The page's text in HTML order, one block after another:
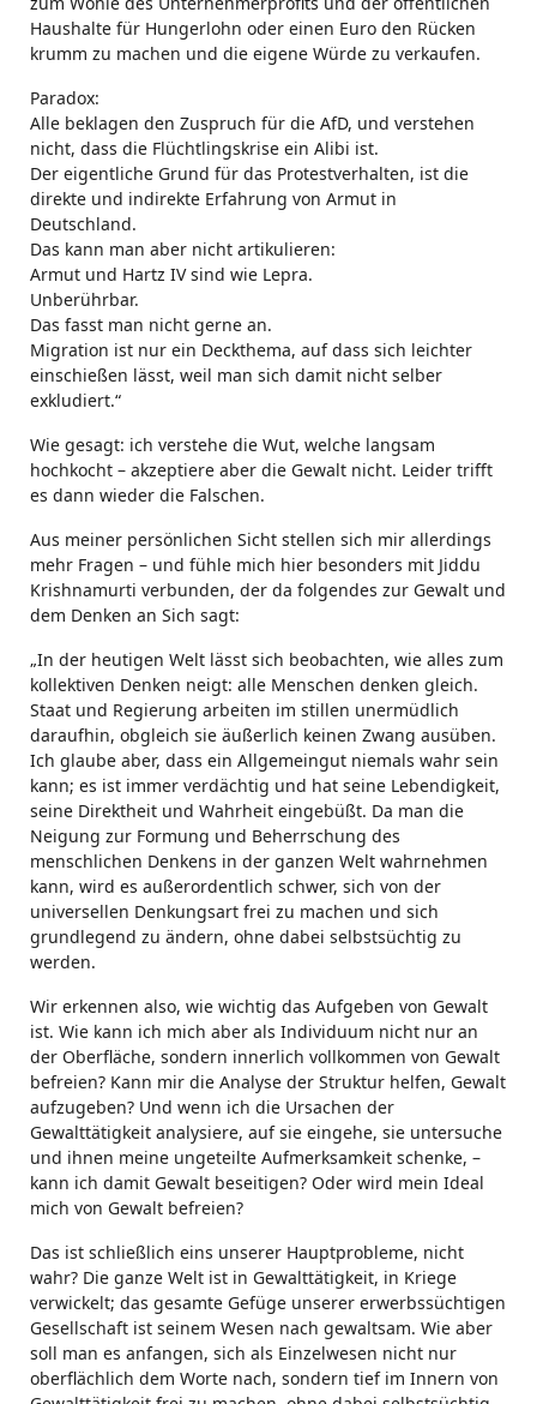
Haushalte für Hungerlohn oder einen Euro den Rücken
krumm zu machen und die eigene Würde zu verkaufen.
Paradox:
Alle beklagen den Zuspruch für die AfD, und verstehen
nicht, dass die Flüchtlingskrise ein Alibi ist.
Der eigentliche Grund für das Protestverhalten, ist die
direkte und indirekte Erfahrung von Armut in
Deutschland.
Das kann man aber nicht artikulieren:
Armut und Hartz IV sind wie Lepra.
Unberührbar.
Das fasst man nicht gerne an.
Migration ist nur ein Deckthema, auf dass sich leichter
einschießen lässt, weil man sich damit nicht selber
exkludiert.“
Wie gesagt: ich verstehe die Wut, welche langsam
hochkocht – akzeptiere aber die Gewalt nicht. Leider trifft
es dann wieder die Falschen.
Aus meiner persönlichen Sicht stellen sich mir allerdings
mehr Fragen – und fühle mich hier besonders mit Jiddu
Krishnamurti verbunden, der da folgendes zur Gewalt und
dem Denken an Sich sagt:
„In der heutigen Welt lässt sich beobachten, wie alles zum
kollektiven Denken neigt: alle Menschen denken gleich.
Staat und Regierung arbeiten im stillen unermüdlich
daraufhin, obgleich sie äußerlich keinen Zwang ausüben.
Ich glaube aber, dass ein Allgemeingut niemals wahr sein
kann; es ist immer verdächtig und hat seine Lebendigkeit,
seine Direktheit und Wahrheit eingebüßt. Da man die
Neigung zur Formung und Beherrschung des
menschlichen Denkens in der ganzen Welt wahrnehmen
kann, wird es außerordentlich schwer, sich von der
universellen Denkungsart frei zu machen und sich
grundlegend zu ändern, ohne dabei selbstsüchtig zu
werden.
Wir erkennen also, wie wichtig das Aufgeben von Gewalt
ist. Wie kann ich mich aber als Individuum nicht nur an
der Oberfläche, sondern innerlich vollkommen von Gewalt
befreien? Kann mir die Analyse der Struktur helfen, Gewalt
aufzugeben? Und wenn ich die Ursachen der
Gewalttätigkeit analysiere, auf sie eingehe, sie untersuche
und ihnen meine ungeteilte Aufmerksamkeit schenke, –
kann ich damit Gewalt beseitigen? Oder wird mein Ideal
mich von Gewalt befreien?
Das ist schließlich eins unserer Hauptprobleme, nicht
wahr? Die ganze Welt ist in Gewalttätigkeit, in Kriege
verwickelt; das gesamte Gefüge unserer erwerbssüchtigen
Gesellschaft ist seinem Wesen nach gewaltsam. Wie aber
soll man es anfangen, sich als Einzelwesen nicht nur
oberflächlich dem Worte nach, sondern tief im Innern von